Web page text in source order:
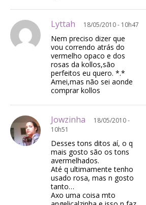
Lyttah 18/05/2010 - 10h47
Nem preciso dizer que
vou correndo atrás do
vermelho opaco e dos
rosas da kollos,são
perfeitos eu quero. *.*
Amei,mas não sei aonde
comprar kollos
Jowzinha
18/05/2010 -
10h51
Desses tons ditos aí, o q
mais gosto são os tons
avermelhados.
Até q ultimamente tenho
usado rosa, mas n gosto
tanto…
Axo uma coisa mto